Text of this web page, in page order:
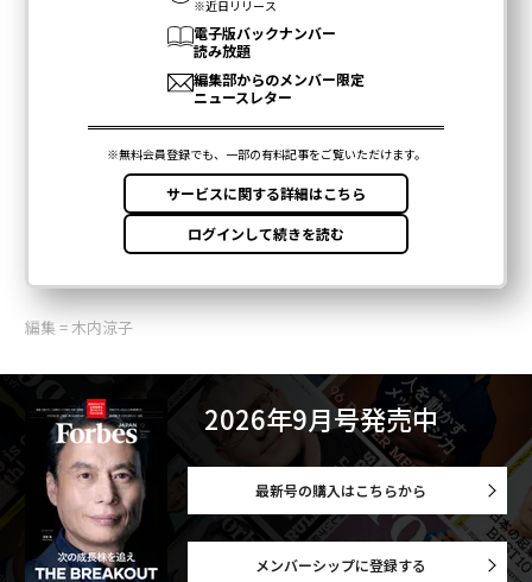
編集 = 木内涼子
2026年9月号発売中
最新号の購入はこちらから
メンバーシップに登録する